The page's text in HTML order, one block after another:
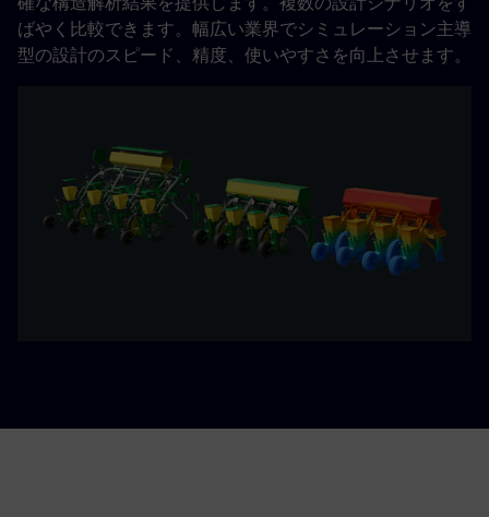
ばやく比較できます。幅広い業界でシミュレーション主導
型の設計のスピード、精度、使いやすさを向上させます。